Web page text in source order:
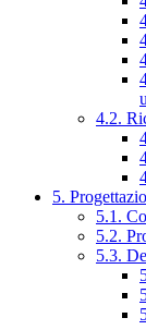
4.2.
5.
5.1.
5.2.
5.3.